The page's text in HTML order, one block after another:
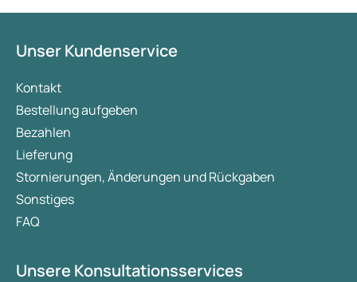
Unser Kundenservice
Kontakt
Bestellung aufgeben
Bezahlen
Lieferung
Stornierungen, Änderungen und Rückgaben
Sonstiges
FAQ
Unsere Konsultationsservices